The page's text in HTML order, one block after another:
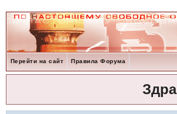
Перейти на сайт Правила Форума